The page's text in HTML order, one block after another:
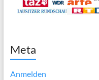
Meta
Anmelden